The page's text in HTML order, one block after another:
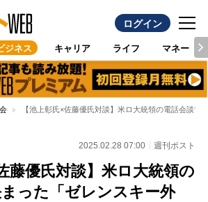
ログイン
ジネス キャリア ライフ マネー
【池上彰氏×佐藤優氏対談】米ロ大統領の電話会談
2025.02.28 07:00 週刊ポスト
藤優氏対談】米ロ大統領の
った「ゼレンスキー外